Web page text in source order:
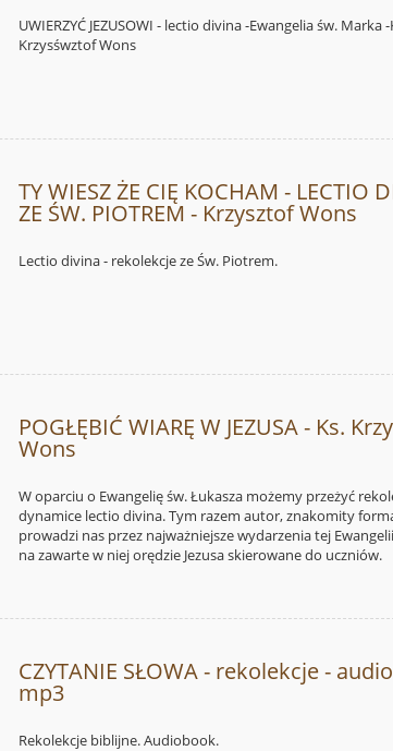
UWIERZYĆ JEZUSOWI - lectio divina -Ewangelia św. Marka -
Krzysśwztof Wons
TY WIESZ ŻE CIĘ KOCHAM - LECTIO
ZE ŚW. PIOTREM - Krzysztof Wons
Lectio divina - rekolekcje ze Św. Piotrem.
POGŁĘBIĆ WIARĘ W JEZUSA - Ks.
Wons
W oparciu o Ewangelię św. Łukasza możemy przeżyć
dynamice lectio divina. Tym razem autor, znakomity
prowadzi nas przez najważniejsze wydarzenia tej
na zawarte w niej orędzie Jezusa skierowane do uczniów.
CZYTANIE SŁOWA - rekolekcje -
mp3
Rekolekcje biblijne. Audiobook.